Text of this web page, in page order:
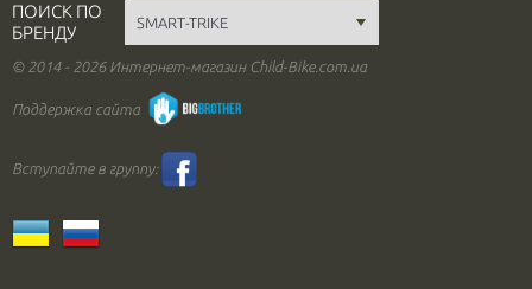
ПОИСК ПО
БРЕНДУ
© 2014 - 2026 Интернет-магазин Child-Bike.com.ua
Поддержка сайта
Вступайте в группу: